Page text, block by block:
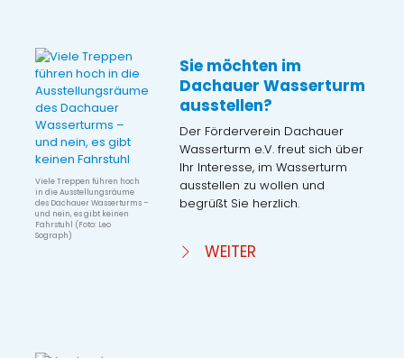
Viele Treppen führen hoch
in die Ausstellungsräume
des Dachauer Wasserturms –
und nein, es gibt keinen
Fahrstuhl (Foto: Leo
Sograph)
Sie möchten im
Dachauer Wasserturm
ausstellen?
Der Förderverein Dachauer
Wasserturm e.V. freut sich über
Ihr Interesse, im Wasserturm
ausstellen zu wollen und
begrüßt Sie herzlich.
WEITER